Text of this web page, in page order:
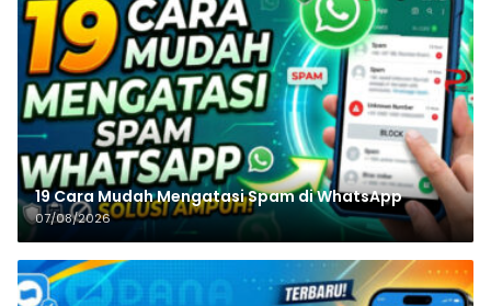
19 Cara Mudah Mengatasi Spam di WhatsApp
07/08/2026